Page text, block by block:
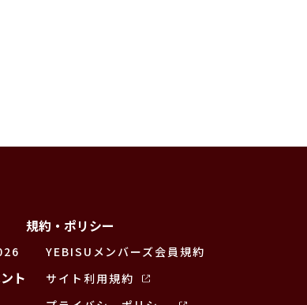
ト
規約・ポリシー
YEBISUメンバーズ会員規約
サイト利用規約